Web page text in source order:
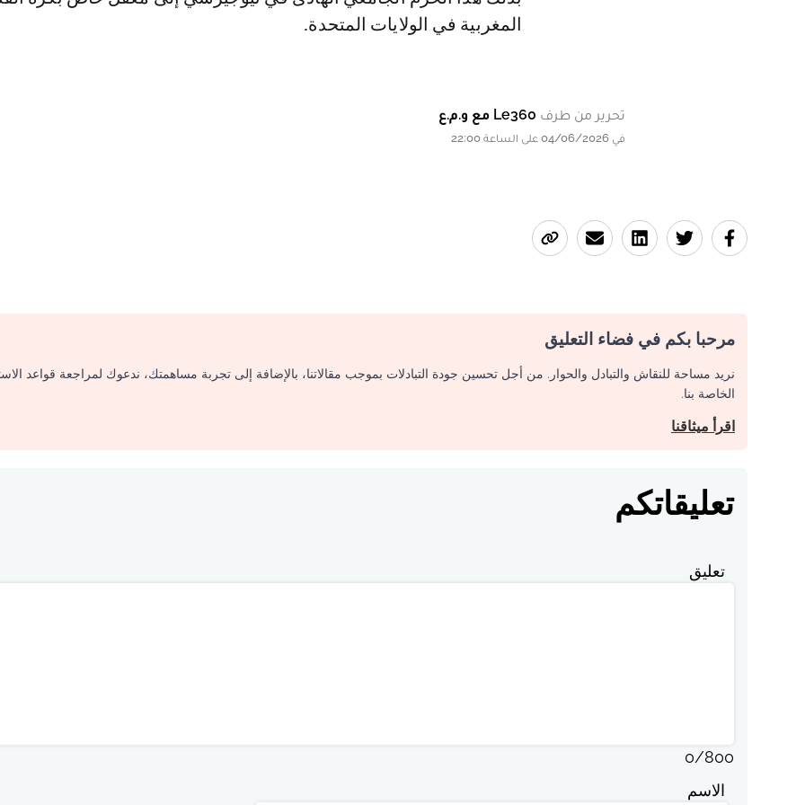
المغربية في الولايات المتحدة.
تحرير من طرف Le360 مع و.م.ع
في 04/06/2026 على الساعة 22:00
مرحبا بكم في فضاء التعليق
نريد مساحة للنقاش والتبادل والحوار. من أجل تحسين جودة التبادلات بموجب مقالاتنا، بالإضافة إلى تجربة مساهمتك، ندعوك لمراجعة قواعد
الخاصة بنا.
اقرأ ميثاقنا
تعليقاتكم
تعليق
0/800
الاسم